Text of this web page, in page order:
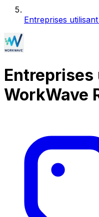
Entreprises
WorkWave